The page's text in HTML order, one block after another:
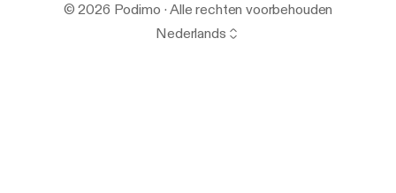
© 2026 Podimo · Alle rechten voorbehouden
Nederlands